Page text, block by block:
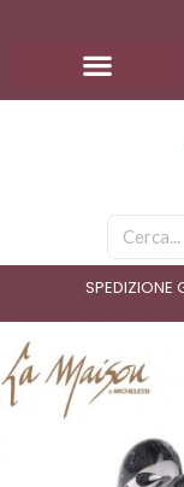
contenuto
Cerca
SPEDIZIONE